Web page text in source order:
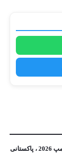
جنوبی کوریا میں مکمل فنڈڈ کلچرل کیمپ 2026 ، پاکستانی